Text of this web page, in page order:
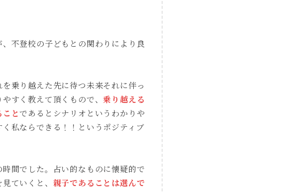
不登校の子どもとの関わりにより良
乗り越えた先に待つ未来それに伴っ
すく教えて頂くもので、乗り越える
ことであるとシナリオというわかりや
私ならできる！！というポジティブ
間でした。占い的なものに懐疑的で
ていくと、 親子であることは選んで